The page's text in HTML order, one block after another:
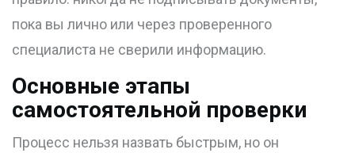
пока вы лично или через проверенного
специалиста не сверили информацию.
Основные этапы
самостоятельной проверки
Процесс нельзя назвать быстрым, но он